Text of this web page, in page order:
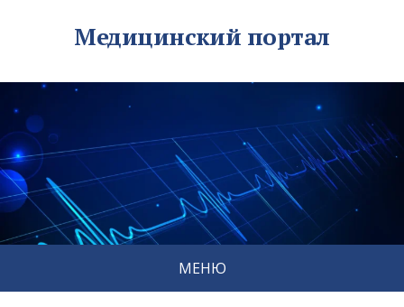
Медицинский портал
МЕНЮ